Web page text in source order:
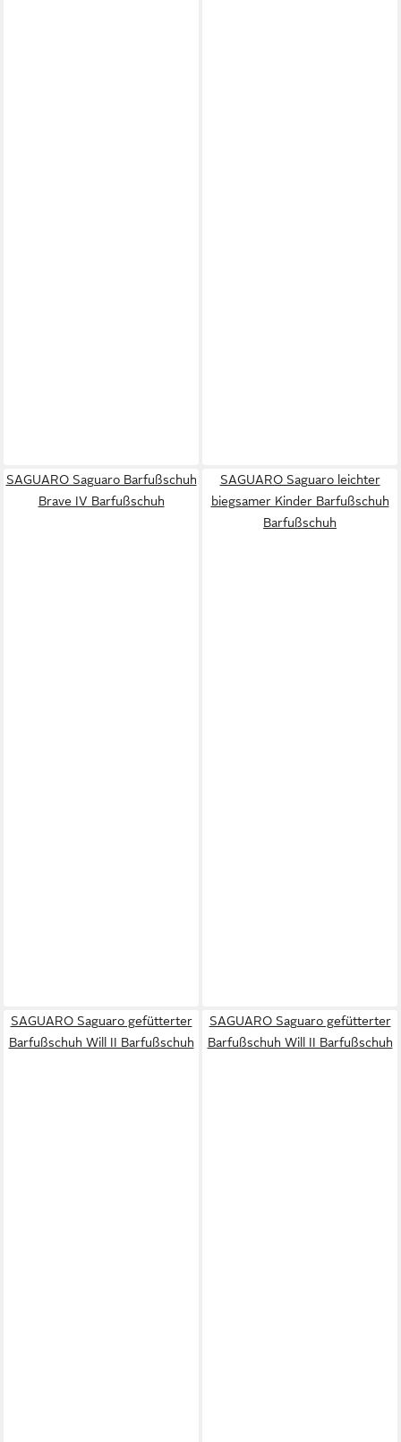
SAGUARO Saguaro Barfußschuh
Brave IV Barfußschuh
SAGUARO Saguaro leichter
biegsamer Kinder Barfußschuh
Barfußschuh
SAGUARO Saguaro gefütterter
Barfußschuh Will II Barfußschuh
SAGUARO Saguaro gefütterter
Barfußschuh Will II Barfußschuh